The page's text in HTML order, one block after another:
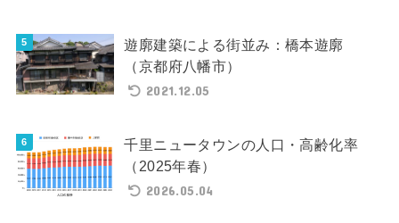
遊廓建築による街並み：橋本遊廓
（京都府八幡市）
2021.12.05
千里ニュータウンの人口・高齢化率
（2025年春）
2026.05.04